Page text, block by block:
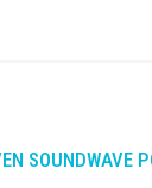
SOUNDWAVE